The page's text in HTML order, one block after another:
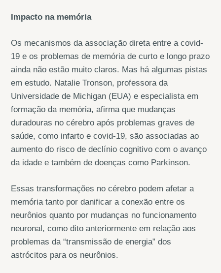
Impacto na memória
Os mecanismos da associação direta entre a covid-
19 e os problemas de memória de curto e longo prazo
ainda não estão muito claros. Mas há algumas pistas
em estudo. Natalie Tronson, professora da
Universidade de Michigan (EUA) e especialista em
formação da memória, afirma que mudanças
duradouras no cérebro após problemas graves de
saúde, como infarto e covid-19, são associadas ao
aumento do risco de declínio cognitivo com o avanço
da idade e também de doenças como Parkinson.
Essas transformações no cérebro podem afetar a
memória tanto por danificar a conexão entre os
neurônios quanto por mudanças no funcionamento
neuronal, como dito anteriormente em relação aos
problemas da “transmissão de energia” dos
astrócitos para os neurônios.